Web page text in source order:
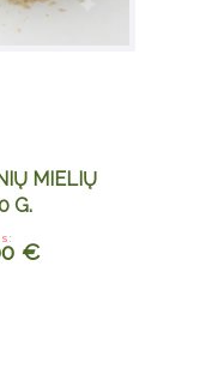
MIELIŲ
G.
€